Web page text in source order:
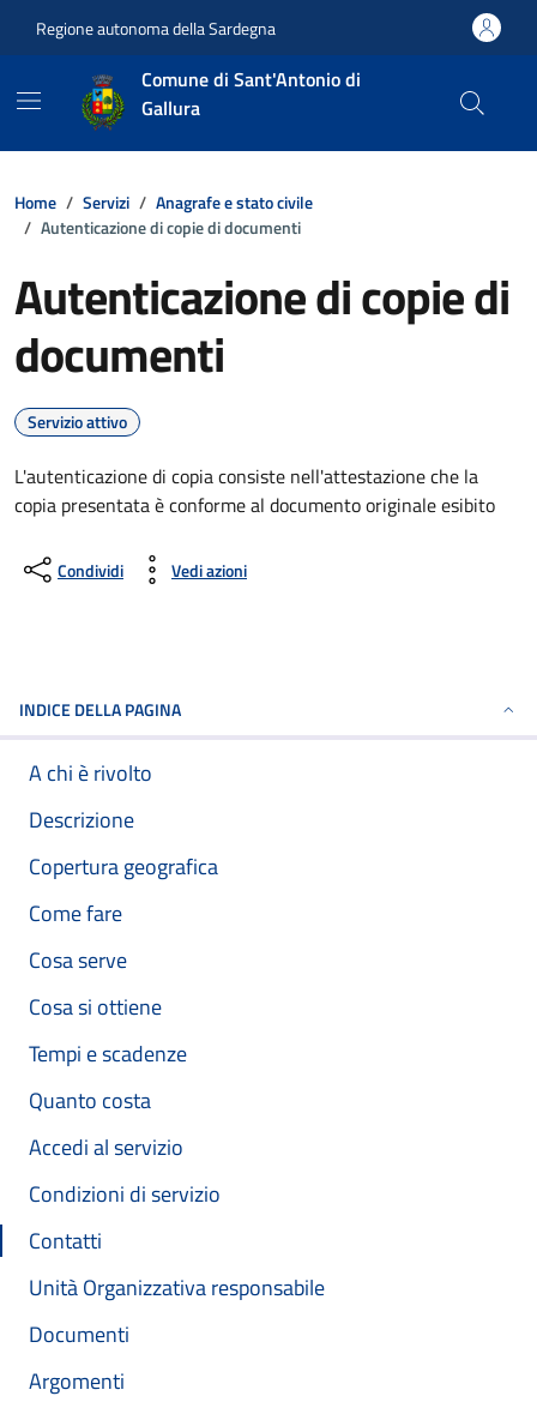
Regione autonoma della Sardegna
Comune di Sant'Antonio di
Gallura
Home Servizi
Anagrafe e stato civile
Autenticazione di copie di documenti
Autenticazione di copie di
documenti
Servizio attivo
L'autenticazione di copia consiste nell'attestazione che la
copia presentata è conforme al documento originale esibito
Condividi Vedi azioni
INDICE DELLA PAGINA
A chi è rivolto
Descrizione
Copertura geografica
Come fare
Cosa serve
Cosa si ottiene
Tempi e scadenze
Quanto costa
Accedi al servizio
Condizioni di servizio
Contatti
Unità Organizzativa responsabile
Documenti
Argomenti